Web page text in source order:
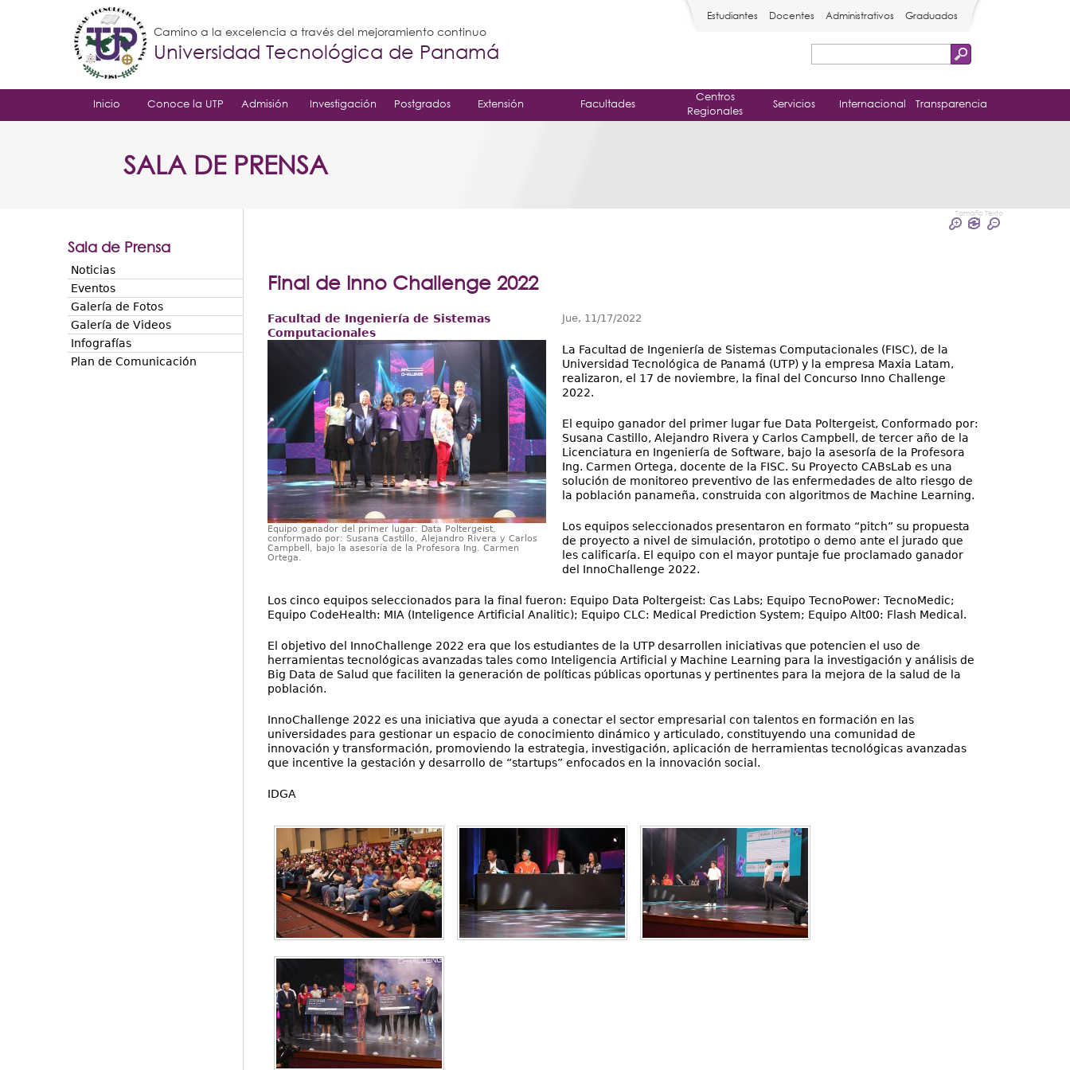
de
Estudiantes Docentes Administrativos Graduados
Camino a la excelencia a través del mejoramiento continuo
Universidad Tecnológica de Panamá
Inicio Conoce la UTP Admisión Investigación Postgrados Extensión Facultades
Centros
Regionales
Servicios Internacional Transparencia
SALA DE PRENSA
Tamaño Texto
Final de Inno Challenge 2022
Facultad de Ingeniería de Sistemas
Computacionales
Equipo ganador del primer lugar: Data Poltergeist,
conformado por: Susana Castillo, Alejandro Rivera y Carlos
Campbell, bajo la asesoría de la Profesora Ing. Carmen
Ortega.
Jue, 11/17/2022
La Facultad de Ingeniería de Sistemas Computacionales (FISC), de la
Universidad Tecnológica de Panamá (UTP) y la empresa Maxia Latam,
realizaron, el 17 de noviembre, la final del Concurso Inno Challenge
2022.
El equipo ganador del primer lugar fue Data Poltergeist, Conformado por:
Susana Castillo, Alejandro Rivera y Carlos Campbell, de tercer año de la
Licenciatura en Ingeniería de Software, bajo la asesoría de la Profesora
Ing. Carmen Ortega, docente de la FISC. Su Proyecto CABsLab es una
solución de monitoreo preventivo de las enfermedades de alto riesgo de
la población panameña, construida con algoritmos de Machine Learning.
Los equipos seleccionados presentaron en formato “pitch” su propuesta
de proyecto a nivel de simulación, prototipo o demo ante el jurado que
les calificaría. El equipo con el mayor puntaje fue proclamado ganador
del InnoChallenge 2022.
Los cinco equipos seleccionados para la final fueron: Equipo Data Poltergeist: Cas Labs; Equipo TecnoPower: TecnoMedic;
Equipo CodeHealth: MIA (Inteligence Artificial Analitic); Equipo CLC: Medical Prediction System; Equipo Alt00: Flash Medical.
El objetivo del InnoChallenge 2022 era que los estudiantes de la UTP desarrollen iniciativas que potencien el uso de
herramientas tecnológicas avanzadas tales como Inteligencia Artificial y Machine Learning para la investigación y análisis de
Big Data de Salud que faciliten la generación de políticas públicas oportunas y pertinentes para la mejora de la salud de la
población.
InnoChallenge 2022 es una iniciativa que ayuda a conectar el sector empresarial con talentos en formación en las
universidades para gestionar un espacio de conocimiento dinámico y articulado, constituyendo una comunidad de
innovación y transformación, promoviendo la estrategia, investigación, aplicación de herramientas tecnológicas avanzadas
que incentive la gestación y desarrollo de “startups” enfocados en la innovación social.
IDGA
Sala de Prensa
Noticias
Eventos
Galería de Fotos
Galería de Videos
Infografías
Plan de Comunicación